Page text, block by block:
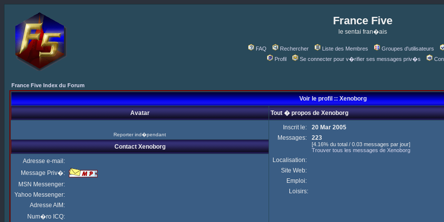
France Five
le sentai fran�ais
FAQ Rechercher Liste des Membres Groupes d'utilisateurs
Profil
Se connecter pour v�rifier ses messages priv�s
France Five Index du Forum
Voir le profil :: Xenoborg
Avatar Tout � propos de Xenoborg
Reporter ind�pendant
Inscrit le:
20 Mar 2005
Messages:
223
[4.16% du total / 0.03 messages par jour]
Trouver tous les messages de Xenoborg
Localisation:
Site Web:
Emploi:
Loisirs:
Contact Xenoborg
Adresse e-mail:
Message Priv�:
MSN Messenger:
Yahoo Messenger:
Adresse AIM:
Num�ro ICQ: